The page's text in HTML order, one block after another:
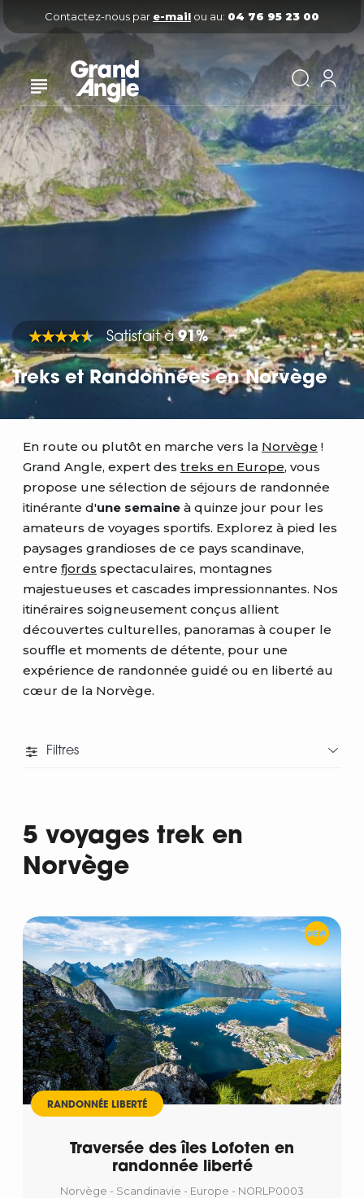
Contactez-nous par e-mail ou au: 04 76 95 23 00
Satisfait à91%
Treks et Randonnées en Norvège
En route ou plutôt en marche vers la Norvège !
Grand Angle, expert des treks en Europe, vous
propose une sélection de séjours de randonnée
itinérante d'une semaine à quinze jour pour les
amateurs de voyages sportifs. Explorez à pied les
paysages grandioses de ce pays scandinave,
entre fjords spectaculaires, montagnes
majestueuses et cascades impressionnantes. Nos
itinéraires soigneusement conçus allient
découvertes culturelles, panoramas à couper le
souffle et moments de détente, pour une
expérience de randonnée guidé ou en liberté au
cœur de la Norvège.
Filtres
Départ
5 voyages trek en
Norvège
RANDONNÉE LIBERTÉ
Traversée des îles Lofoten en
randonnée liberté
Norvège - Scandinavie - Europe - NORLP0003